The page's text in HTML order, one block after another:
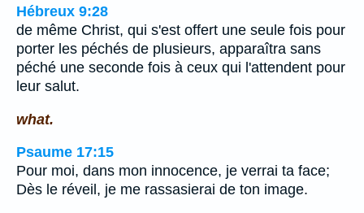
Hébreux 9:28
de même Christ, qui s'est offert une seule fois pour
porter les péchés de plusieurs, apparaîtra sans
péché une seconde fois à ceux qui l'attendent pour
leur salut.
what.
Psaume 17:15
Pour moi, dans mon innocence, je verrai ta face;
Dès le réveil, je me rassasierai de ton image.